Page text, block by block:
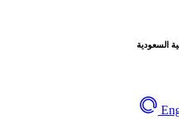
السعودية